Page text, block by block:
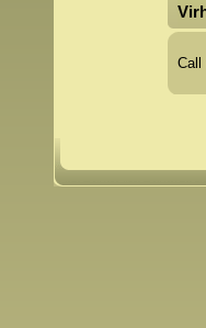
Call